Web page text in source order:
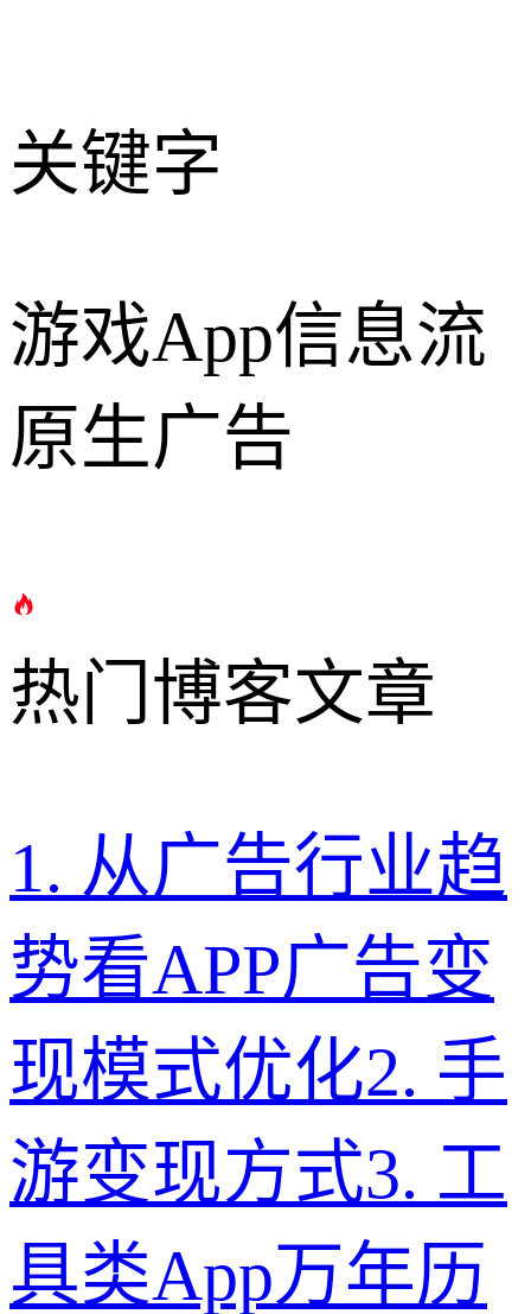
关键字
游戏App信息流
原生广告
热门博客文章
1. 从广告行业趋
势看APP广告变
现模式优化2. 手
游变现方式3. 工
具类App万年历